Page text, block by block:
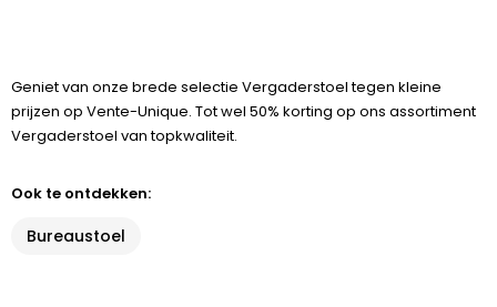
Geniet van onze brede selectie Vergaderstoel tegen kleine
prijzen op Vente-Unique. Tot wel 50% korting op ons assortiment
Vergaderstoel van topkwaliteit.
Ook te ontdekken:
Bureaustoel